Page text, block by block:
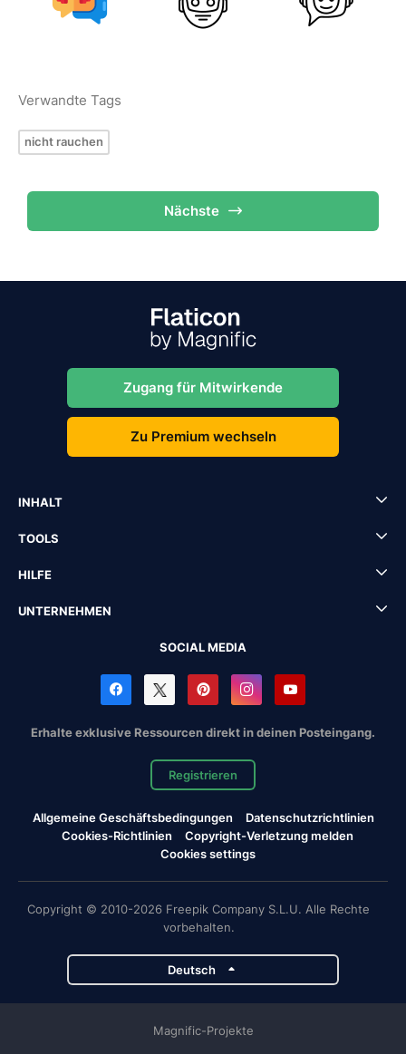
Verwandte Tags
nicht rauchen
Nächste
Zugang für Mitwirkende
Zu Premium wechseln
INHALT
TOOLS
HILFE
UNTERNEHMEN
SOCIAL MEDIA
Erhalte exklusive Ressourcen direkt in deinen Posteingang.
Registrieren
Allgemeine Geschäftsbedingungen
Datenschutzrichtlinien
Cookies-Richtlinien
Copyright-Verletzung melden
Cookies settings
Copyright © 2010-2026 Freepik Company S.L.U. Alle Rechte
vorbehalten.
Deutsch
Magnific-Projekte